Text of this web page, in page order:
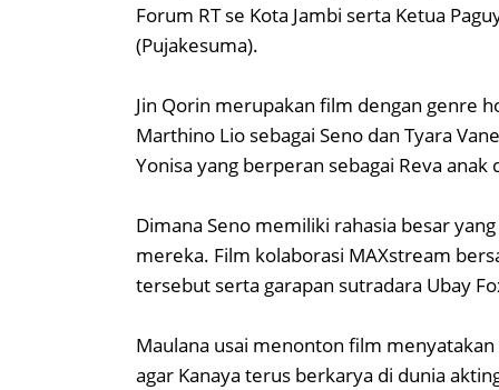
Forum RT se Kota Jambi serta Ketua
(Pujakesuma).
Jin Qorin merupakan film dengan genre
Marthino Lio sebagai Seno dan Tyara
Yonisa yang berperan sebagai Reva anak
Dimana Seno memiliki rahasia besar
mereka. Film kolaborasi MAXstream
tersebut serta garapan sutradara Ubay
Maulana usai menonton film
agar Kanaya terus berkarya di dunia